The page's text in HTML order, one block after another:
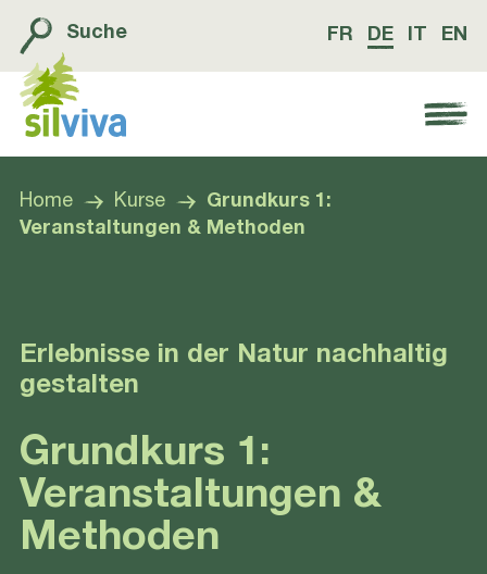
Suche FR DE EN
Navigation öffnen bzw. schliessen
Home Kurse
Grundkurs 1:
Veranstaltun­gen & Methoden
Erlebnisse in der Natur nachhaltig
gestalten
Grundkurs 1:
Veranstaltun­gen &
Methoden